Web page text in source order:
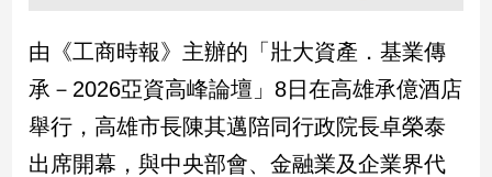
政
治
政
治
焦
由《工商時報》主辦的「壯大資產．基業傳
承－2026亞資高峰論壇」8日在高雄承億酒店
舉行，高雄市長陳其邁陪同行政院長卓榮泰
出席開幕，與中央部會、金融業及企業界代